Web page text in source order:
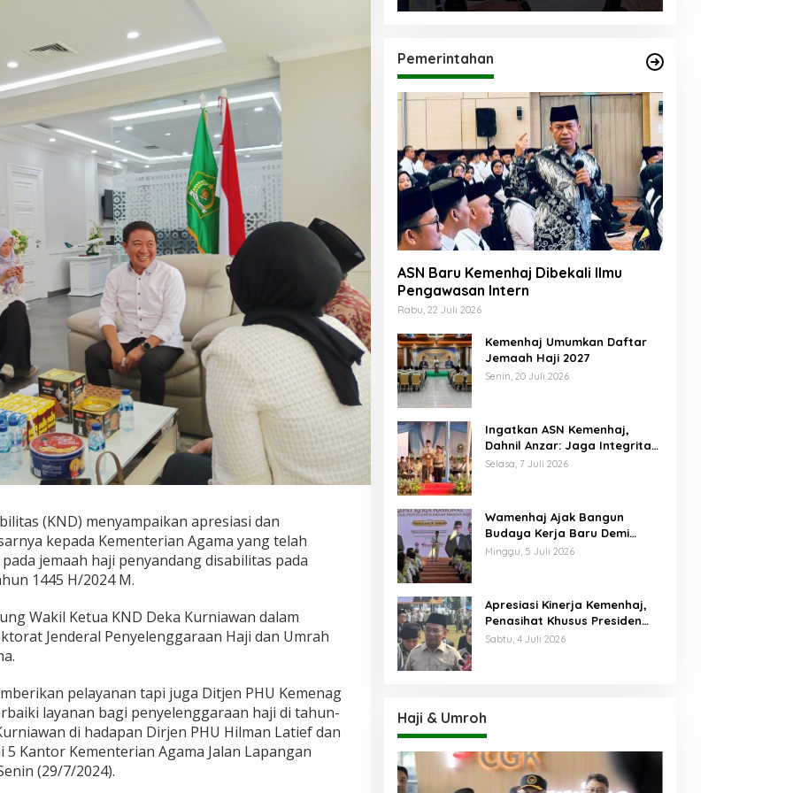
(KND) menyampaikan apresiasi dan
kepada Kementerian Agama yang telah
jemaah haji penyandang disabilitas pada
1445 H/2024 M.
Wakil Ketua KND Deka Kurniawan dalam
Jenderal Penyelenggaraan Haji dan Umrah
pelayanan tapi juga Ditjen PHU Kemenag
layanan bagi penyelenggaraan haji di tahun-
di hadapan Dirjen PHU Hilman Latief dan
5 Kantor Kementerian Agama Jalan Lapangan
(29/7/2024).
Pemerintahan
ASN Baru Kemenhaj Dibekali Ilmu
Pengawasan Intern
Rabu, 22 Juli 2026
Kemenhaj Umumkan Daftar
Jemaah Haji 2027
Senin, 20 Juli 2026
Ingatkan ASN Kemenhaj,
Dahnil Anzar: Jaga Integritas,
Hentikan Praktik Menjadikan
Selasa, 7 Juli 2026
Wamenhaj Ajak Bangun
Budaya Kerja Baru Demi
Pelayanan Terbaik bagi
Minggu, 5 Juli 2026
Apresiasi Kinerja Kemenhaj,
Penasihat Khusus Presiden
Nilai Transisi
Sabtu, 4 Juli 2026
Haji & Umroh